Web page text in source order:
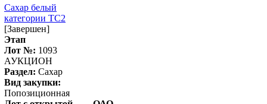
Сахар белый
категории ТС2
[Завершен]
Этап
Лот №: 1093
АУКЦИОН
Раздел: Сахар
Вид закупки:
Попозиционная